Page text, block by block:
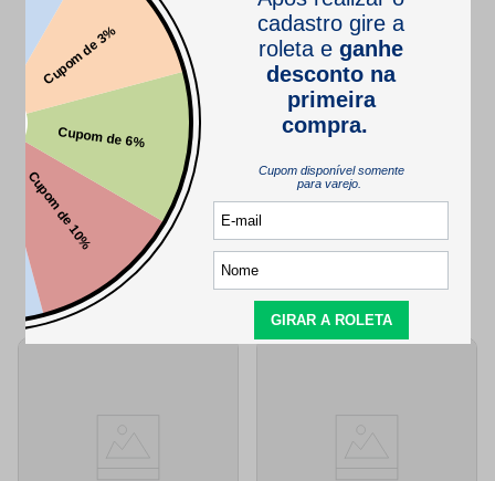
Este produto ainda não tem perguntas
SEJA O PRIMEIRO A PERGUNTAR
TAMBÉM VIU..